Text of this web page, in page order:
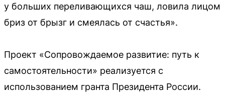
у больших переливающихся чаш, ловила лицом
бриз от брызг и смеялась от счастья».
Проект «Сопровождаемое развитие: путь к
самостоятельности» реализуется с
использованием гранта Президента России.